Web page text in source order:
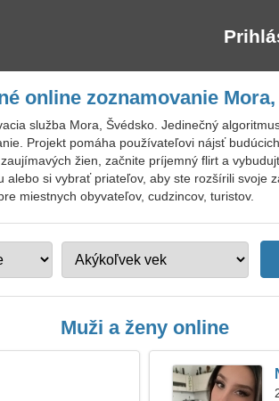
online zoznamovanie
služba Mora, Švédsko. Jedinečný
Projekt pomáha používateľovi nájsť
žien, začnite príjemný flirt a
si vybrať priateľov, aby ste rozšírili svoje
miestnych obyvateľov, cudzincov, turistov.
Muži a ženy online